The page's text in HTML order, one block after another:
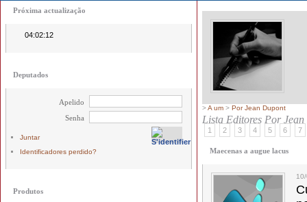
Próxima actualização
04:02:12
Deputados
Apelido
Senha
Juntar
Identificadores perdido?
Produtos
>A um > Por Jean Dupont
Lista Editores Por
1 2 3 4 5 6 7
Maecenas a augue lacus